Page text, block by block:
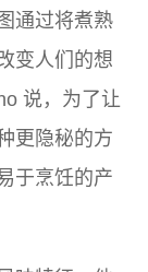
通过将煮熟
变人们的想
说，为了让
更隐秘的方
于烹饪的产